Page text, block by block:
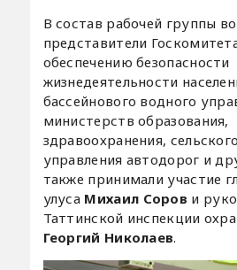
В состав рабочей группы
представители
обеспечению безопасности
жизнедеятельности
бассейнового водного
министерств образования,
здравоохранения,
управления автодорог и
также принимали участие
улуса Михаил Соров и
Таттинской инспекции
Георгий Николаев.